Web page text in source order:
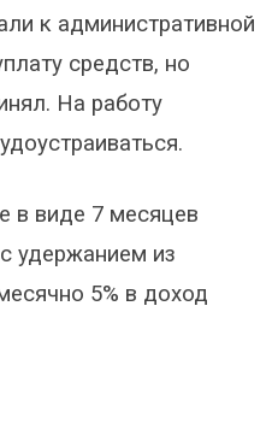
к административной
средств, но
На работу
в виде 7 месяцев
удержанием из
5% в доход